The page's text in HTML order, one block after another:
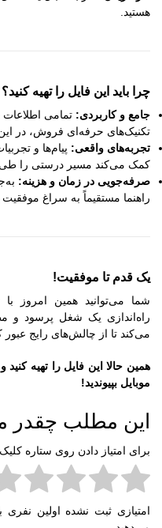
هستید.
چرا باید این فایل را تهیه کنید؟
جامع و کاربردی: تمامی اطلاعات
تکنیک‌های حرفه‌ای فروش، در
تجربه‌های واقعی: پیام‌ها و
کمک می‌کند مسیر درستی را طی
صرفه‌جویی در زمان و هزینه:
راهنما مستقیماً به سراغ موفقیت
یک قدم تا موفقیت!
شما می‌توانید همین امروز با
راه‌اندازی یک شغل پرسود و
می‌کند تا از چالش‌های رایج عبور
همین حالا این فایل را تهیه
موبایل بپیوندید!
این مطلب چقدر
برای امتیاز دادن روی ستاره کلیک
امتیازی ثبت نشده اولین نفری